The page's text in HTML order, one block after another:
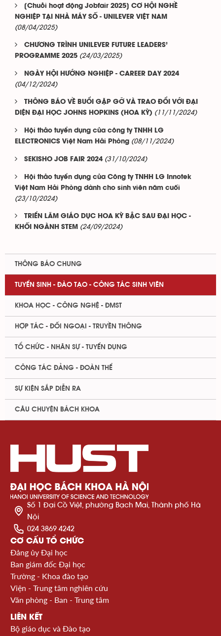
[Chuỗi hoạt động Jobfair 2025] CƠ HỘI NGHỀ
NGHIỆP TẠI NHÀ MÁY SỐ - UNILEVER VIỆT NAM
(08/04/2025)
CHƯƠNG TRÌNH UNILEVER FUTURE LEADERS’
PROGRAMME 2025 (24/03/2025)
NGÀY HỘI HƯỚNG NGHIỆP - CAREER DAY 2024
(04/12/2024)
THÔNG BÁO VỀ BUỔI GẶP GỠ VÀ TRAO ĐỔI VỚI ĐẠI
DIỆN ĐẠI HỌC JOHNS HOPKINS (HOA KỲ) (11/11/2024)
Hội thảo tuyển dụng của công ty TNHH LG
ELECTRONICS Việt Nam Hải Phòng (08/11/2024)
SEKISHO JOB FAIR 2024 (31/10/2024)
Hội thảo tuyển dụng của Công ty TNHH LG Innotek
Việt Nam Hải Phòng dành cho sinh viên năm cuối
(23/10/2024)
TRIỂN LÃM GIÁO DỤC HOA KỲ BẬC SAU ĐẠI HỌC -
KHỐI NGÀNH STEM (24/09/2024)
THÔNG BÁO CHUNG
TUYỂN SINH - ĐÀO TẠO - CÔNG TÁC SINH VIÊN
KHOA HỌC - CÔNG NGHỆ - ĐMST
HỢP TÁC - ĐỐI NGOẠI - TRUYỀN THÔNG
TỔ CHỨC - NHÂN SỰ - TUYỂN DỤNG
CÔNG TÁC ĐẢNG - ĐOÀN THỂ
SỰ KIỆN SẮP DIỄN RA
CÂU CHUYỆN BÁCH KHOA
Số 1 Đại Cồ Việt, phường Bạch Mai, Thành phố Hà
Nội
024 3869 4242
CƠ CẤU TỔ CHỨC
Đảng ủy Đại học
Ban giám đốc Đại học
Trường - Khoa đào tạo
Viện - Trung tâm nghiên cứu
Văn phòng - Ban - Trung tâm
LIÊN KẾT
Bộ giáo dục và Đào tạo